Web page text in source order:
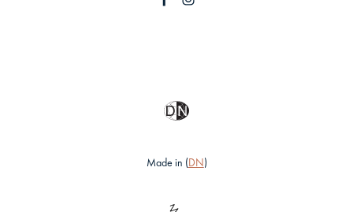
Made in (DN)